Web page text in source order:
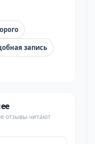
запись
отзывы читают